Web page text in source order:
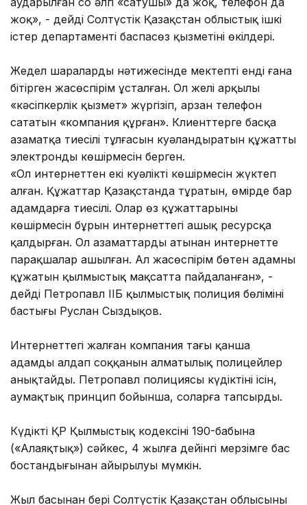
жоқ», - дейді Солтүстік Қазақстан облыстық ішкі
істер департаменті баспасөз қызметінің өкілдері.
Жедел шаралардың нәтижесінде мектепті енді ғана
бітірген жасөспірім ұсталған. Ол желі арқылы
«кәсіпкерлік қызмет» жүргізіп, арзан телефон
сататын «компания құрған». Клиенттерге басқа
азаматқа тиесілі тұлғасын куәландыратын құжаттың
электронды көшірмесін берген.
«Ол интернеттен екі куәліктің көшірмесін жүктеп
алған. Құжаттар Қазақстанда тұратын, өмірде бар
адамдарға тиесілі. Олар өз құжаттарының
көшірмесін бұрын интернеттегі ашық ресурсқа
қалдырған. Ол азаматтардың атынан интернетте
парақшалар ашылған. Ал жасөспірім бөтен адамның
құжатын қылмыстық мақсатта пайдаланған», -
дейді Петропавл ІІБ қылмыстық полиция бөлімінің
бастығы Руслан Сыздықов.
Интернеттегі жалған компания тағы қанша
адамды алдап соққанын алматылық полицейлер
анықтайды. Петропавл полициясы күдіктінің ісін,
аумақтық принцип бойынша, соларға тапсырды.
Күдікті ҚР Қылмыстық кодексінің 190-бабына
(«Алаяқтық») сәйкес, 4 жылға дейінгі мерзімге бас
бостандығынан айырылуы мүмкін.
Жыл басынан бері Солтүстік Қазақстан облысының